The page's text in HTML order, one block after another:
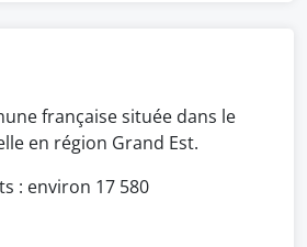
française située dans le
en région Grand Est.
: environ 17 580